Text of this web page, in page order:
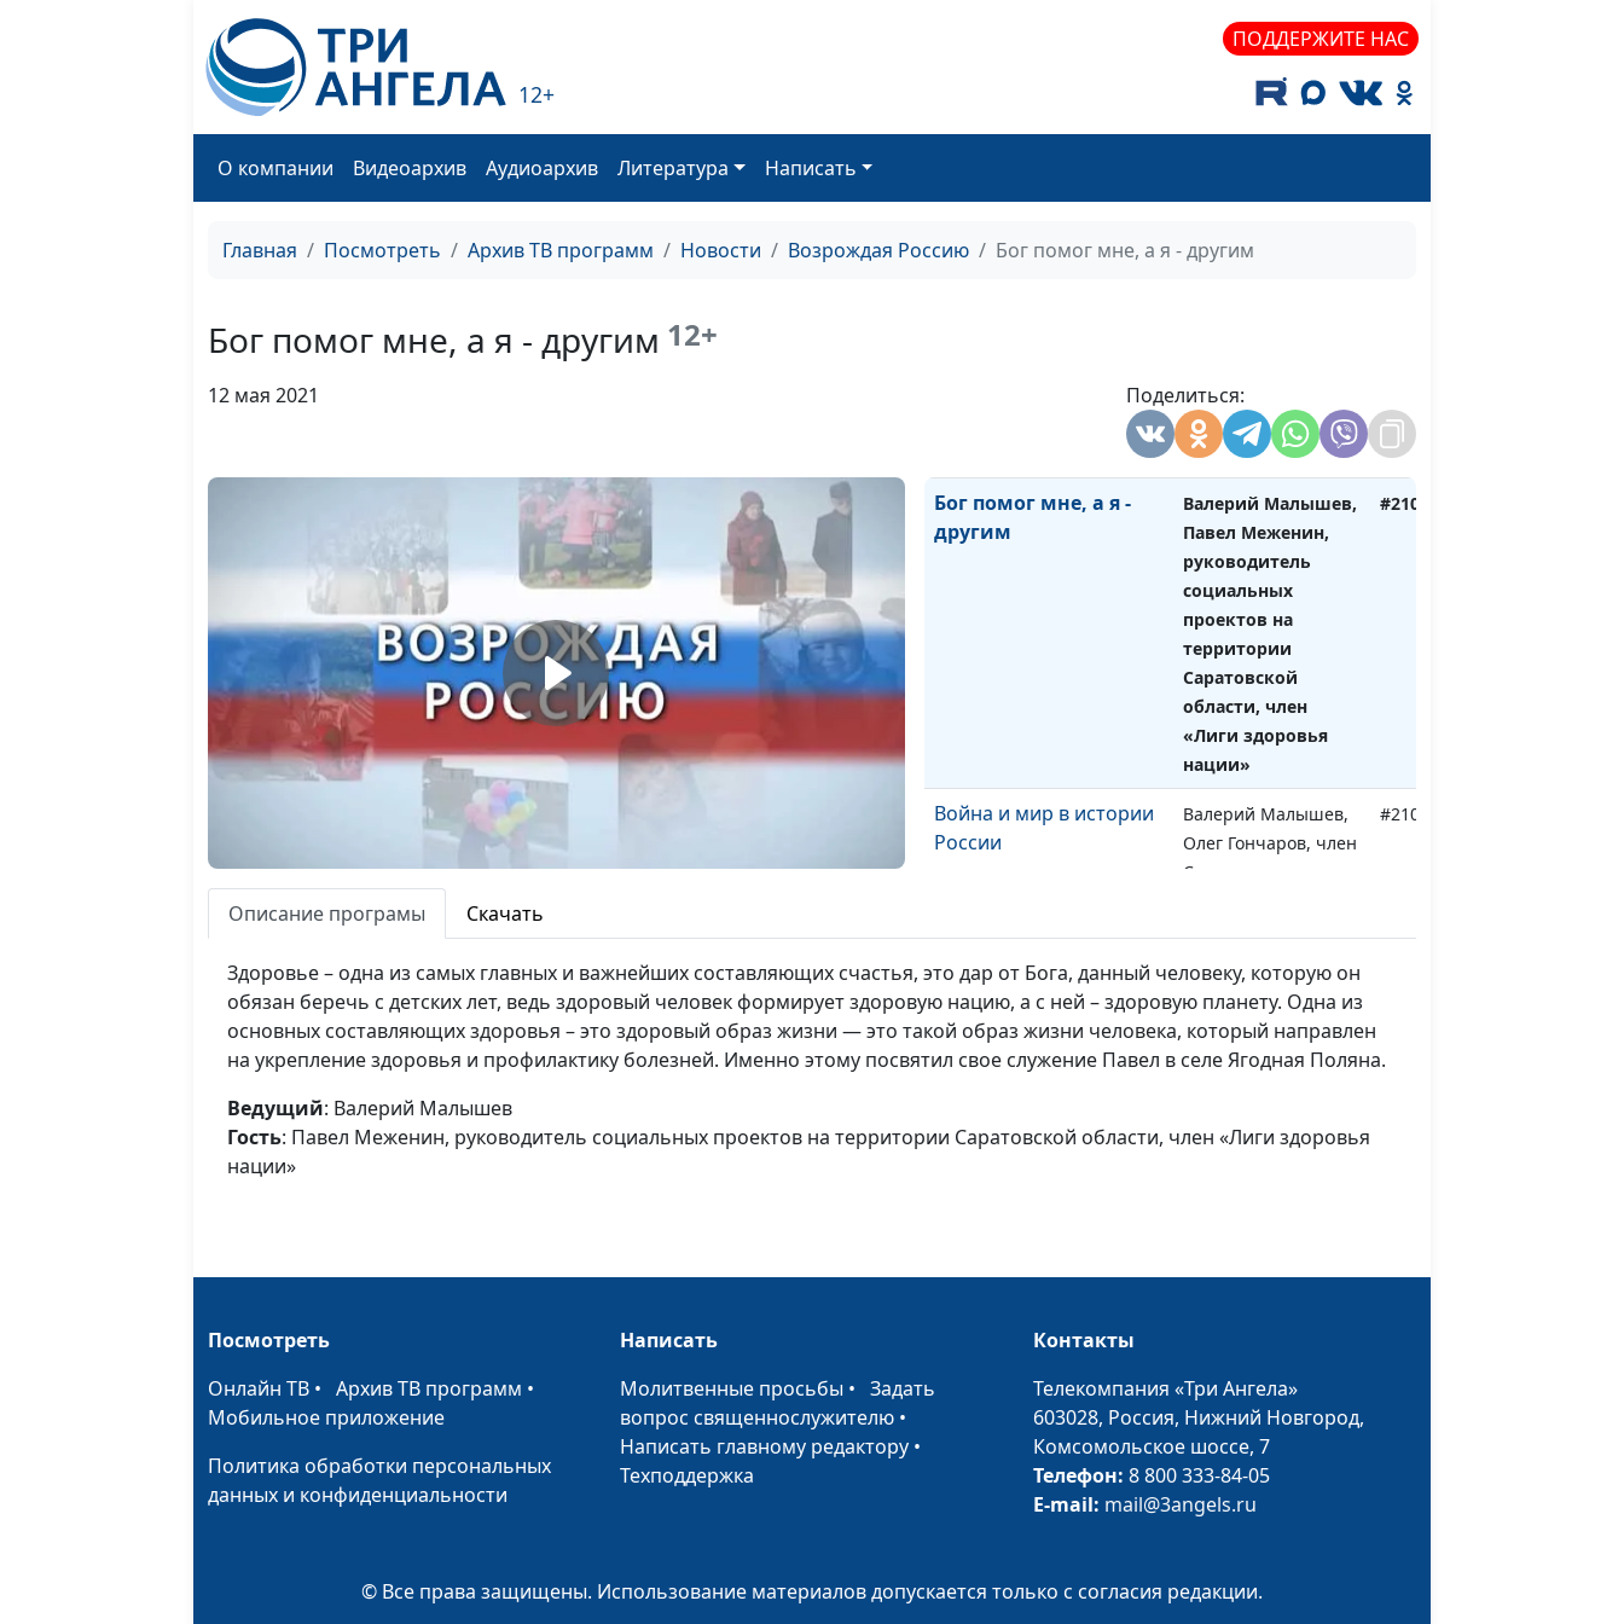
12+
ПОДДЕРЖИТЕ НАС
О компании Видеоархив Аудиоархив Литература Написать
Главная Посмотреть Архив ТВ программ Новости Возрождая Россию Бог помог мне, а я - другим
Бог помог мне, а я - другим 12+
12 мая 2021 Поделиться:
Валерий Малышев,
Роман Седов,
директор Фонда
#210625
Павел Меженин,
Саратовской
области, член «Лиги
здоровья нации»
Бог помог мне, а я -
другим
Валерий Малышев,
Павел Меженин,
руководитель
социальных
проектов на
территории
Саратовской
области, член
«Лиги здоровья
нации»
#210514
Война и мир в истории
России
Валерий Малышев,
Олег Гончаров, член
Совета при
объединениями,
член Общественной
палаты РФ,
генеральный
Российской
богословия
#210507
Возрождая храмы
Совета при
Президенте РФ по
взаимодействию с
религиозными
объединениями,
генеральный
Описание програмы Скачать
Здоровье – одна из самых главных и важнейших составляющих счастья, это дар от Бога, данный человеку, которую он
обязан беречь с детских лет, ведь здоровый человек формирует здоровую нацию, а с ней – здоровую планету. Одна из
основных составляющих здоровья – это здоровый образ жизни — это такой образ жизни человека, который направлен
на укрепление здоровья и профилактику болезней. Именно этому посвятил свое служение Павел в селе Ягодная Поляна.
Ведущий: Валерий Малышев
Гость: Павел Меженин, руководитель социальных проектов на территории Саратовской области, член «Лиги здоровья
нации»
Посмотреть
Онлайн ТВ • Архив ТВ программ •
Мобильное приложение
Политика обработки персональных
данных и конфиденциальности
Написать
Молитвенные просьбы •Задать
вопрос священнослужителю •
Написать главному редактору •
Техподдержка
Контакты
Телекомпания «Три Ангела»
603028, Россия, Нижний Новгород,
Комсомольское шоссе, 7
Телефон: 8 800 333-84-05
E-mail: mail@3angels.ru
© Все права защищены. Использование материалов допускается только с согласия редакции.